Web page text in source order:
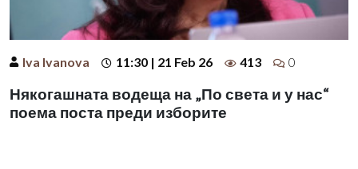
Iva Ivanova 11:30 | 21 Feb 26 413 0
Някогашната водеща на „По света и у нас“
поема поста преди изборите